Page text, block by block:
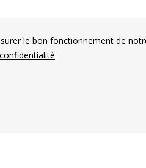
le bon fonctionnement de
.